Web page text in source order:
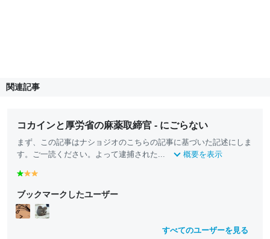
関連記事
コカインと厚労省の麻薬取締官 - にごらない
まず、この記事はナショジオのこちらの記事に基づいた記述にしま
す。ご一読ください。よって逮捕された...
概要を表示
g
e
e
n
y
ll
o
w
ll
o
w
ブックマークしたユーザー
すべてのユーザーを見る